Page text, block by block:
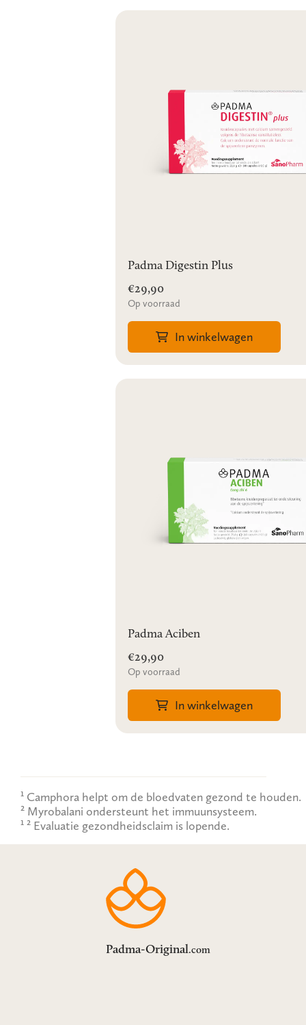
Padma Digestin Plus
€29,90
Op voorraad
In winkelwagen
Padma Aciben
€29,90
Op voorraad
In winkelwagen
¹ Camphora helpt om de bloedvaten gezond te houden.
² Myrobalani ondersteunt het immuunsysteem.
¹ ² Evaluatie gezondheidsclaim is lopende.
Padma-Original.com